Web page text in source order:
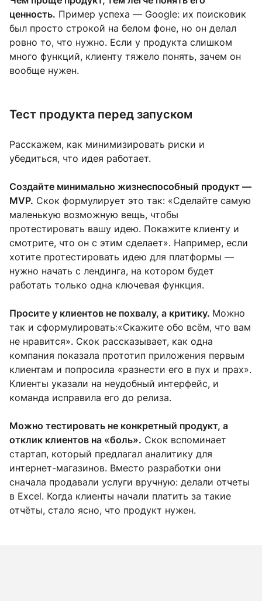
ценность. Пример успеха — Google: их поисковик
был просто строкой на белом фоне, но он делал
ровно то, что нужно. Если у продукта слишком
много функций, клиенту тяжело понять, зачем он
вообще нужен.
Тест продукта перед запуском
Расскажем, как минимизировать риски и
убедиться, что идея работает.
Создайте минимально жизнеспособный продукт —
MVP. Скок формулирует это так: «Сделайте самую
маленькую возможную вещь, чтобы
протестировать вашу идею. Покажите клиенту и
смотрите, что он с этим сделает». Например, если
хотите протестировать идею для платформы —
нужно начать с лендинга, на котором будет
работать только одна ключевая функция.
Просите у клиентов не похвалу, а критику. Можно
так и сформулировать:«Скажите обо всём, что вам
не нравится». Скок рассказывает, как одна
компания показала прототип приложения первым
клиентам и попросила «разнести его в пух и прах».
Клиенты указали на неудобный интерфейс, и
команда исправила его до релиза.
Можно тестировать не конкретный продукт, а
отклик клиентов на «боль». Скок вспоминает
стартап, который предлагал аналитику для
интернет-магазинов. Вместо разработки они
сначала продавали услуги вручную: делали отчеты
в Excel. Когда клиенты начали платить за такие
отчёты, стало ясно, что продукт нужен.